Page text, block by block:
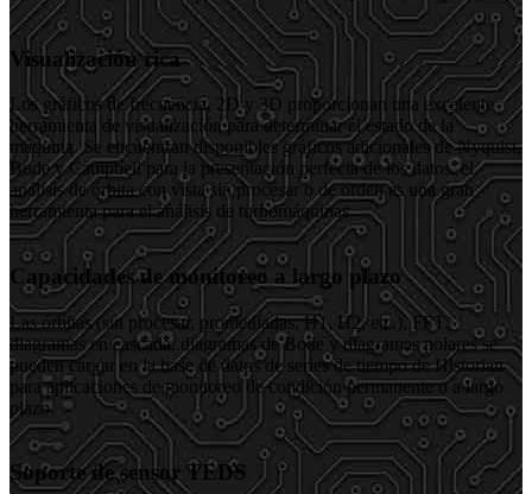
Visualización rica
Los gráficos de frecuencia, 2D y 3D proporcionan una excelente
herramienta de visualización para determinar el estado de la
máquina. Se encuentran disponibles gráficos adicionales de Nyquist,
Bode y Campbell para la presentación perfecta de los datos, el
análisis de órbita con vista sin procesar o de orden es una gran
herramienta para el análisis de turbomáquinas.
Capacidades de monitoreo a largo plazo
Las órbitas (sin procesar, promediadas, H1, H2, etc.), FFT,
diagramas en cascada, diagramas de Bode y diagramas polares se
pueden cargar en la base de datos de series de tiempo de Historian
para aplicaciones de monitoreo de condición permanente o a largo
plazo.
Soporte de sensor TEDS